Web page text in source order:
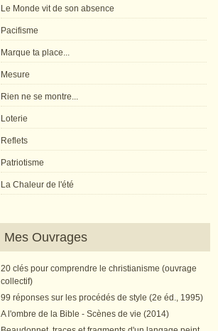
Le Monde vit de son absence
Pacifisme
Marque ta place...
Mesure
Rien ne se montre...
Loterie
Reflets
Patriotisme
La Chaleur de l'été
Mes Ouvrages
20 clés pour comprendre le christianisme (ouvrage
collectif)
99 réponses sur les procédés de style (2e éd., 1995)
A l'ombre de la Bible - Scènes de vie (2014)